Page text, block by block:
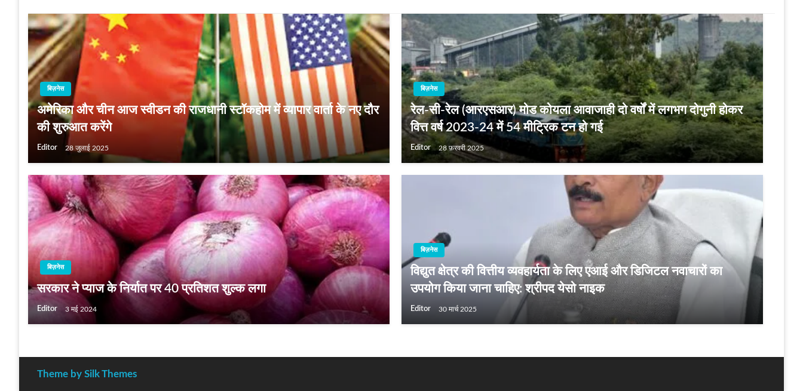
बिज़नेस
अमेरिका और चीन आज स्वीडन की राजधानी स्टॉकहोम में व्यापार वार्ता के नए दौर
की शुरुआत करेंगे
Editor 28 जुलाई 2025
बिज़नेस
रेल-सी-रेल (आरएसआर) मोड कोयला आवाजाही दो वर्षों में लगभग दोगुनी होकर
वित्त वर्ष 2023-24 में 54 मीट्रिक टन हो गई
Editor 28 फ़रवरी 2025
बिज़नेस
सरकार ने प्याज के निर्यात पर 40 प्रतिशत शुल्क लगा
Editor 3 मई 2024
बिज़नेस
विद्युत क्षेत्र की वित्तीय व्यवहार्यता के लिए एआई और डिजिटल नवाचारों का
उपयोग किया जाना चाहिए: श्रीपद येसो नाइक
Editor 30 मार्च 2025
Theme by Silk Themes